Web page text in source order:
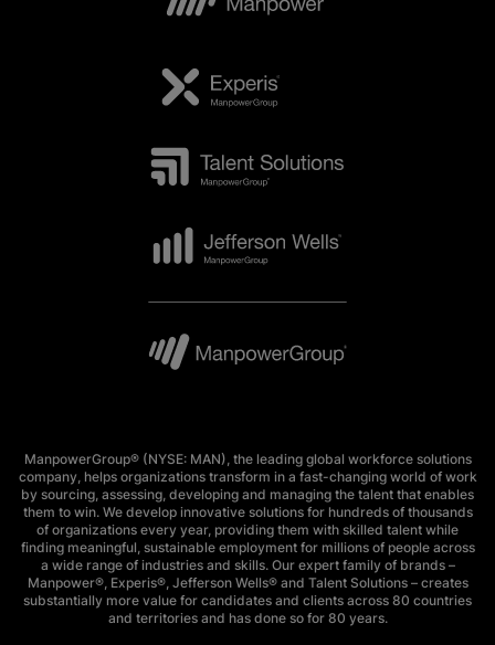
ManpowerGroup® (NYSE: MAN), the leading global workforce solutions
company, helps organizations transform in a fast-changing world of work
by sourcing, assessing, developing and managing the talent that enables
them to win. We develop innovative solutions for hundreds of thousands
of organizations every year, providing them with skilled talent while
finding meaningful, sustainable employment for millions of people across
a wide range of industries and skills. Our expert family of brands –
Manpower®, Experis®, Jefferson Wells® and Talent Solutions – creates
substantially more value for candidates and clients across 80 countries
and territories and has done so for 80 years.